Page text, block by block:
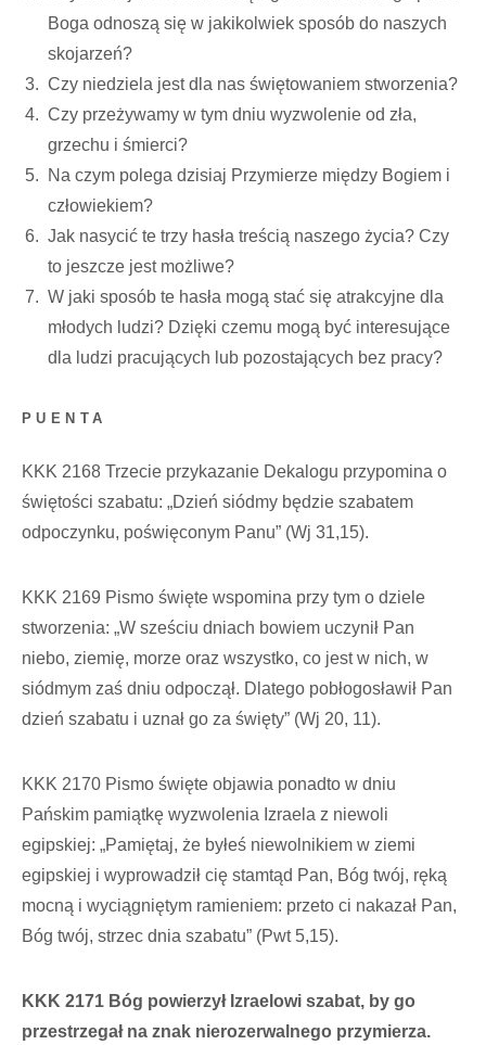
Boga odnoszą się w jakikolwiek sposób do naszych
skojarzeń?
Czy niedziela jest dla nas świętowaniem stworzenia?
Czy przeżywamy w tym dniu wyzwolenie od zła,
grzechu i śmierci?
Na czym polega dzisiaj Przymierze między Bogiem i
człowiekiem?
Jak nasycić te trzy hasła treścią naszego życia? Czy
to jeszcze jest możliwe?
W jaki sposób te hasła mogą stać się atrakcyjne dla
młodych ludzi? Dzięki czemu mogą być interesujące
dla ludzi pracujących lub pozostających bez pracy?
PUENTA
KKK 2168 Trzecie przykazanie Dekalogu przypomina o
świętości szabatu: „Dzień siódmy będzie szabatem
odpoczynku, poświęconym Panu” (Wj 31,15).
KKK 2169 Pismo święte wspomina przy tym o dziele
stworzenia: „W sześciu dniach bowiem uczynił Pan
niebo, ziemię, morze oraz wszystko, co jest w nich, w
siódmym zaś dniu odpoczął. Dlatego pobłogosławił Pan
dzień szabatu i uznał go za święty” (Wj 20, 11).
KKK 2170 Pismo święte objawia ponadto w dniu
Pańskim pamiątkę wyzwolenia Izraela z niewoli
egipskiej: „Pamiętaj, że byłeś niewolnikiem w ziemi
egipskiej i wyprowadził cię stamtąd Pan, Bóg twój, ręką
mocną i wyciągniętym ramieniem: przeto ci nakazał Pan,
Bóg twój, strzec dnia szabatu” (Pwt 5,15).
KKK 2171 Bóg powierzył Izraelowi szabat, by go
przestrzegał na znak nierozerwalnego przymierza.